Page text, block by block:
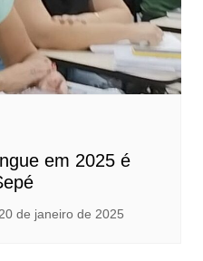
em 2025 é
20 de janeiro de 2025